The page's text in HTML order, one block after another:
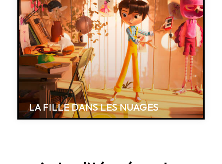
LA FILLE DANS LES NUAGES